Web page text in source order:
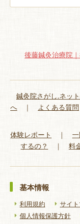
後藤鍼灸治療院
鍼灸院さがし.ネッ
へ ｜ よくある質問
体験レポート
｜
するの？
｜ 料
基本情報
利用規約 サイ
個人情報保護方針